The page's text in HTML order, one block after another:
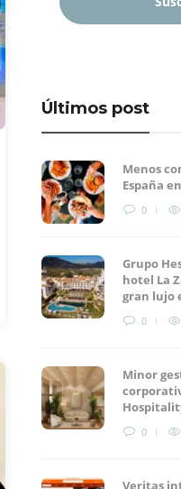
Últimos post
Menos
España
0
Grupo
hotel La
gran lujo
0
Minor
0
Veritas